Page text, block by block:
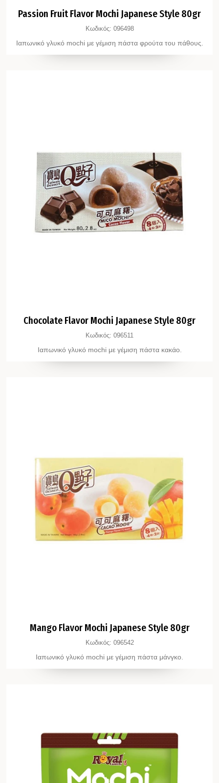
Passion Fruit Flavor Mochi Japanese Style 80gr
Κωδικός: 096498
Ιαπωνικό γλυκό mochi με γέμιση πάστα φρούτα του πάθους.
Chocolate Flavor Mochi Japanese Style 80gr
Κωδικός: 096511
Ιαπωνικό γλυκό mochi με γέμιση πάστα κακάο.
Mango Flavor Mochi Japanese Style 80gr
Κωδικός: 096542
Ιαπωνικό γλυκό mochi με γέμιση πάστα μάνγκο.